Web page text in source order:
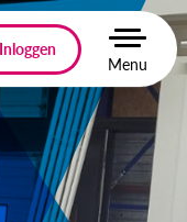
Inloggen
Menu